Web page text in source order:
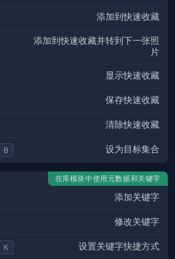
添加到快速收藏
添加到快速收藏并转到下一张照
片
显示快速收藏
保存快速收藏
清除快速收藏
B 设为目标集合
在库模块中使用元数据和关键字
添加关键字
修改关键字
K 设置关键字快捷方式